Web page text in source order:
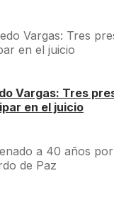
Vargas: Tres
en el juicio